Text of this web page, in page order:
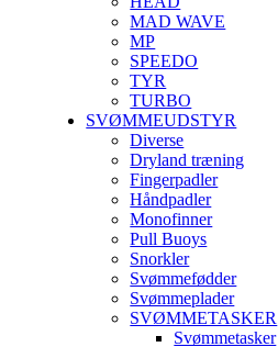
MAD WAVE
MP
SPEEDO
TYR
TURBO
SVØMMEUDSTYR
Diverse
Dryland træning
Fingerpadler
Håndpadler
Monofinner
Pull Buoys
Snorkler
Svømmefødder
Svømmeplader
SVØMMETASKER
Svømmetasker